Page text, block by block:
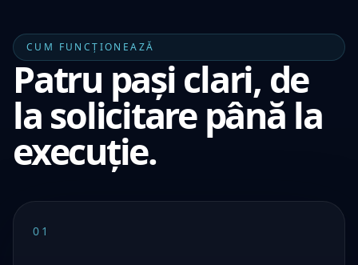
CUM FUNCȚIONEAZĂ
Patru pași clari, de
la solicitare până la
execuție.
01